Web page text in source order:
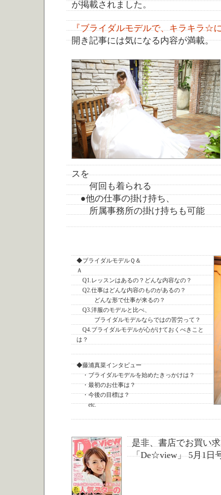
が掲載されました。
『ブライダルモデルで、キラキラ☆
開き記事には気になる内容が満載。
スを
何回も着られる
●他の仕事の掛け持ち、
所属事務所の掛け持ちも可能
◆ブライダルモデルＱ＆
Ａ
Q1.レッスンはあるの？どんな内容なの？
Q2.仕事はどんな内容のものがあるの？
どんな形で仕事が来るの？
Q3.洋服のモデルと比べ、
ブライダルモデルならではの苦労って？
Q4.ブライダルモデルが心がけておくべきこと
は？
◆藤浦真菜インタビュー
・ブライダルモデルを始めたきっかけは？
・最初のお仕事は？
・今後の目標は？
etc.
是非、書店でお買い
「De☆view」 5月1